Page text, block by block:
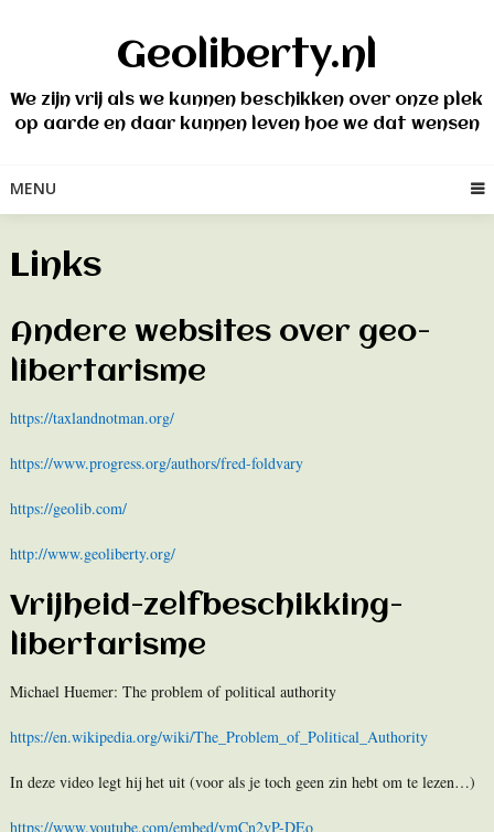
Geoliberty.nl
We zijn vrij als we kunnen beschikken over onze plek
op aarde en daar kunnen leven hoe we dat wensen
MENU
Links
Andere websites over geo-
libertarisme
https://taxlandnotman.org/
https://www.progress.org/authors/fred-foldvary
https://geolib.com/
http://www.geoliberty.org/
Vrijheid-zelfbeschikking-
libertarisme
Michael Huemer: The problem of political authority
https://en.wikipedia.org/wiki/The_Problem_of_Political_Authority
In deze video legt hij het uit (voor als je toch geen zin hebt om te lezen…)
https://www.youtube.com/embed/vmCn2vP-DEo